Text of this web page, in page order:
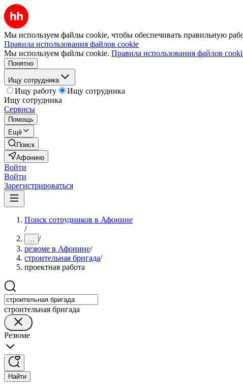
Мы используем файлы cookie, чтобы обеспечивать правильную
Правила использования файлов cookie
Мы используем файлы cookie. Правила использования файлов
Понятно
Ищу сотрудника
Ищу работу
Ищу сотрудника
Ищу сотрудника
Сервисы
Помощь
Ещё
Поиск
Афонино
Войти
Войти
Зарегистрироваться
Поиск сотрудников в Афонине
/
... /
резюме в Афонине/
строительная бригада/
проектная работа
строительная бригада
Резюме
Найти